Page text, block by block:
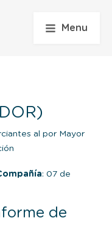
Menu
al por Mayor
: 07 de
de